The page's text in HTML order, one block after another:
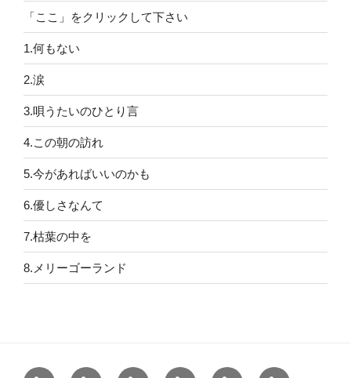
「ここ」をクリックして下さい
1.何もない
2.涙
3.唄うたいのひとり言
4.この朝の訪れ
5.今があればいいのかも
6.優しさなんて
7.枯葉の中を
8.メリーゴーランド